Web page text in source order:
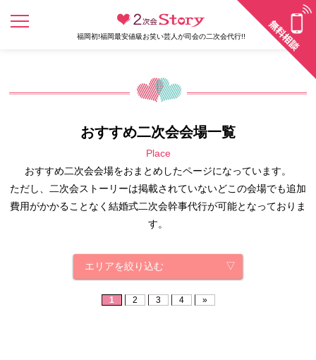
福岡初!福岡最安値級お笑い芸人が司会の二次会代行!!
おすすめ二次会会場一覧
Place
おすすめ二次会会場をおまとめしたページになっています。
ただし、二次会ストーリーは掲載されていないどこの会場でも追加
費用がかかることなく結婚式二次会幹事代行が可能となっておりま
す。
エリアを絞り込む
1 2 3 4 »